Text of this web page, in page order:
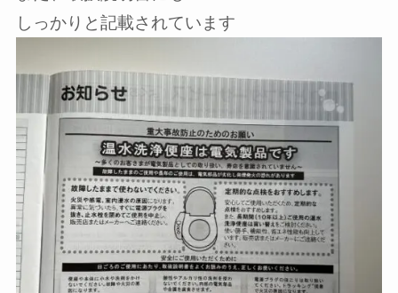
しっかりと記載されています